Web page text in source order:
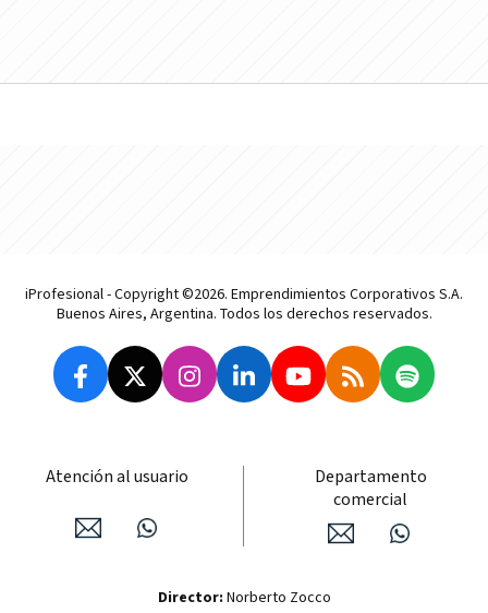
iProfesional - Copyright ©2026. Emprendimientos Corporativos S.A.
Buenos Aires, Argentina. Todos los derechos reservados.
Atención al usuario
Departamento
comercial
Director: Norberto Zocco